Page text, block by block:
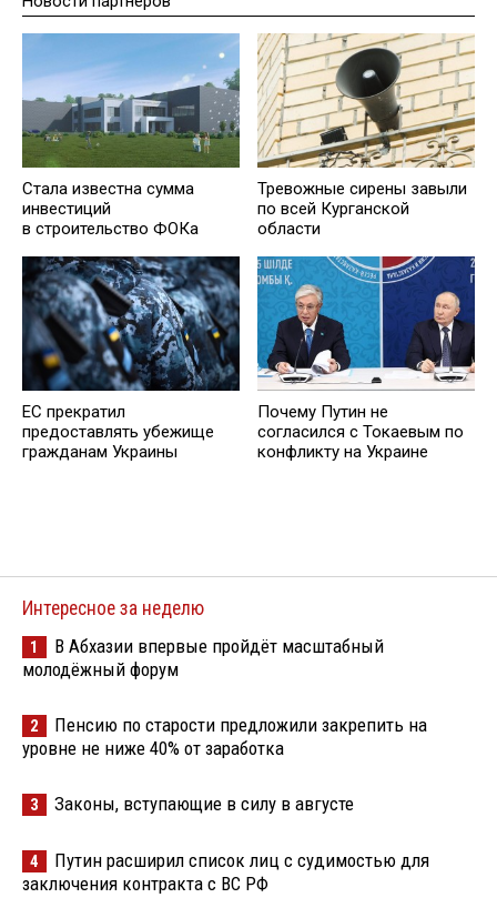
Стала известна сумма
инвестиций
в строительство ФОКа
Тревожные сирены завыли
по всей Курганской
области
ЕС прекратил
предоставлять убежище
гражданам Украины
Почему Путин не
согласился с Токаевым по
конфликту на Украине
Интересное за неделю
1
В Абхазии впервые пройдёт масштабный
молодёжный форум
2
Пенсию по старости предложили закрепить на
уровне не ниже 40% от заработка
3 Законы, вступающие в силу в августе
4
Путин расширил список лиц с судимостью для
заключения контракта с ВС РФ